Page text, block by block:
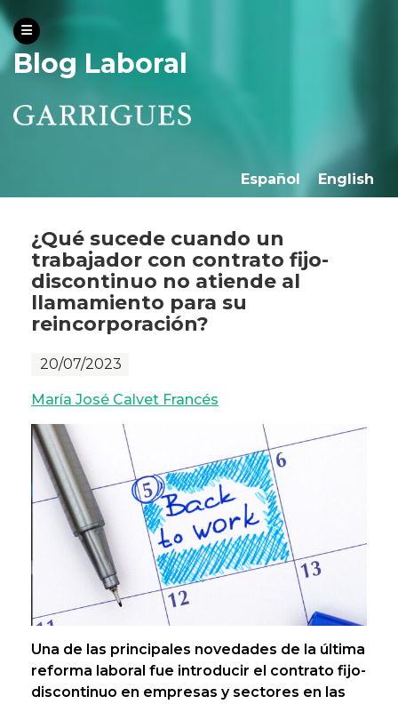
Blog Laboral
Español English
¿Qué sucede cuando un
trabajador con contrato fijo-
discontinuo no atiende al
llamamiento para su
reincorporación?
20/07/2023
María José Calvet Francés
Una de las principales novedades de la última
reforma laboral fue introducir el contrato fijo-
discontinuo en empresas y sectores en las